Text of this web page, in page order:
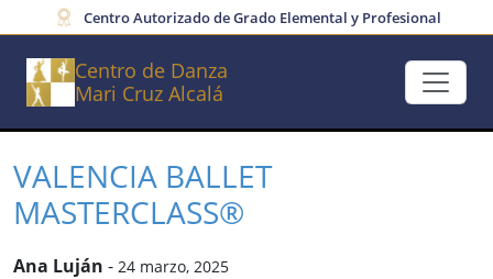
Centro Autorizado de Grado Elemental y Profesional
Centro de Danza
Mari Cruz Alcalá
VALENCIA BALLET
MASTERCLASS®
Ana Luján - 24 marzo, 2025